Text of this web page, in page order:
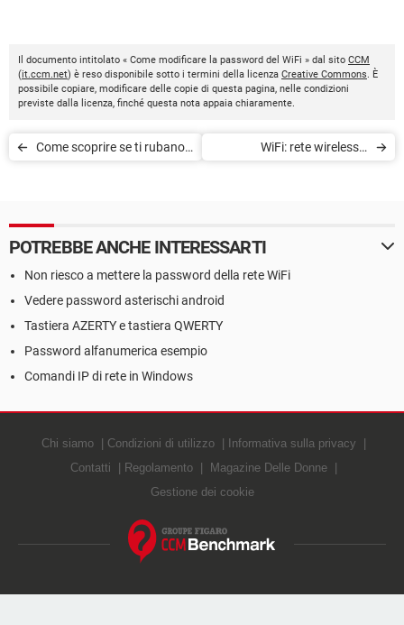
Il documento intitolato « Come modificare la password del WiFi » dal sito CCM
(it.ccm.net) è reso disponibile sotto i termini della licenza Creative Commons. È
possibile copiare, modificare delle copie di questa pagina, nelle condizioni
previste dalla licenza, finché questa nota appaia chiaramente.
Come scoprire se ti rubano il
WiFi: rete wireless e
POTREBBE ANCHE INTERESSARTI
Non riesco a mettere la password della rete WiFi
Vedere password asterischi android
Tastiera AZERTY e tastiera QWERTY
Password alfanumerica esempio
Comandi IP di rete in Windows
Chi siamo Condizioni di utilizzo
Informativa sulla privacy
Contatti
Regolamento
Magazine Delle Donne
Gestione dei cookie